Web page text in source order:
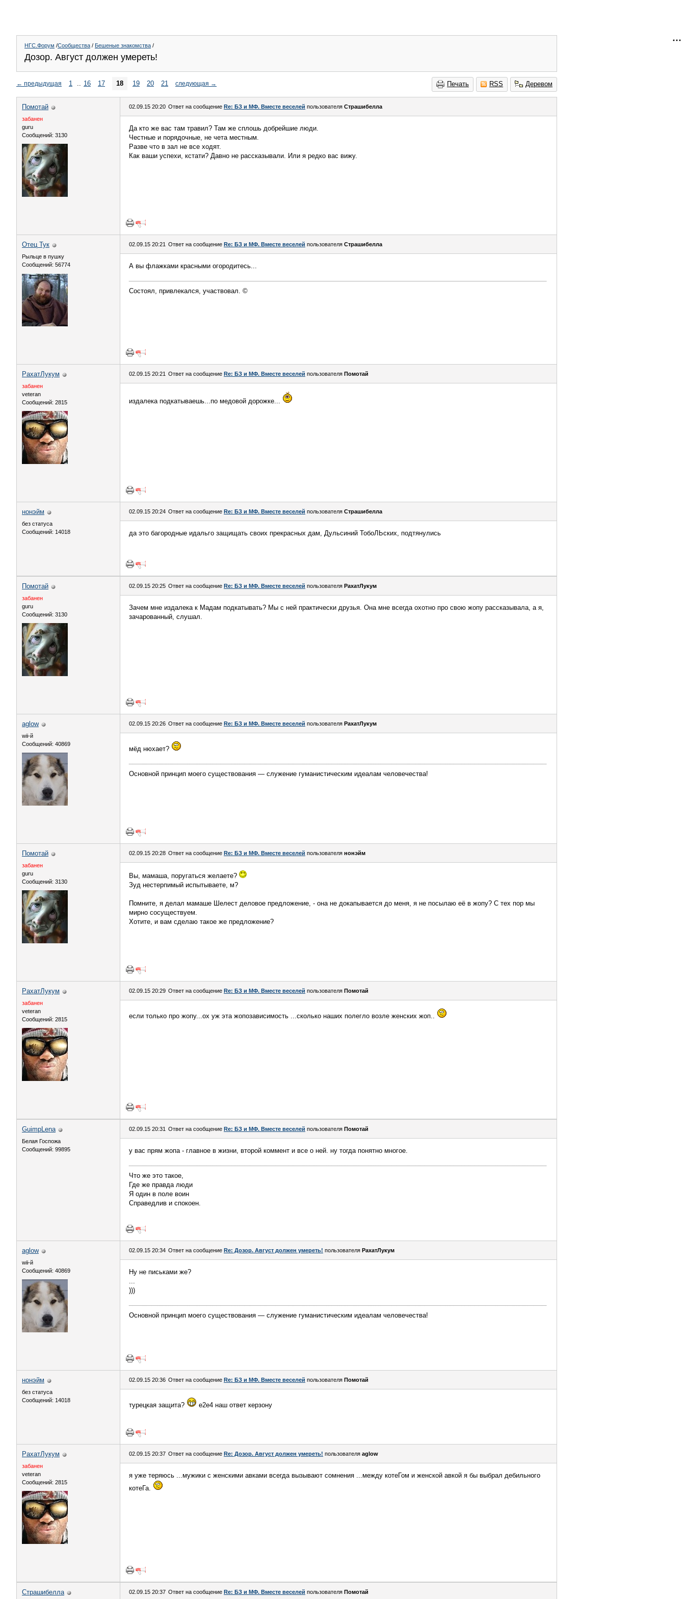
НГС.Форум /Сообщества / Бешеные знакомства /
Дозор. Август должен умереть!
Печать RSS Деревом
← предыдущая 1 .. 16 17 18 19 20 21 следующая →
Помотай
забанен
guru
Сообщений: 3130
02.09.15 20:20 Ответ на сообщение Re: БЗ и МФ. Вместе веселей пользователя Страшибелла
Да кто же вас там травил? Там же сплошь добрейшие люди.
Честные и порядочные, не чета местным.
Разве что в зал не все ходят.
Как ваши успехи, кстати? Давно не рассказывали. Или я редко вас вижу.
Отец Тук
Рыльце в пушку
Сообщений: 56774
02.09.15 20:21 Ответ на сообщение Re: БЗ и МФ. Вместе веселей пользователя Страшибелла
А вы флажками красными огородитесь...
Состоял, привлекался, участвовал. ©
РахатЛукум
забанен
veteran
Сообщений: 2815
02.09.15 20:21 Ответ на сообщение Re: БЗ и МФ. Вместе веселей пользователя Помотай
издалека подкатываешь...по медовой дорожке...
нонэйм
без статуса
Сообщений: 14018
02.09.15 20:24 Ответ на сообщение Re: БЗ и МФ. Вместе веселей пользователя Страшибелла
да это багородные идальго защищать своих прекрасных дам, Дульсиний ТобоЛЬских, подтянулись
Помотай
забанен
guru
Сообщений: 3130
02.09.15 20:25 Ответ на сообщение Re: БЗ и МФ. Вместе веселей пользователя РахатЛукум
Зачем мне издалека к Мадам подкатывать? Мы с ней практически друзья. Она мне всегда охотно про свою жопу рассказывала, а я,
зачарованный, слушал.
aglow
wii-й
Сообщений: 40869
02.09.15 20:26 Ответ на сообщение Re: БЗ и МФ. Вместе веселей пользователя РахатЛукум
мёд нюхает?
Основной принцип моего существования — служение гуманистическим идеалам человечества!
Помотай
забанен
guru
Сообщений: 3130
02.09.15 20:28 Ответ на сообщение Re: БЗ и МФ. Вместе веселей пользователя нонэйм
Вы, мамаша, поругаться желаете?
Зуд нестерпимый испытываете, м?
Помните, я делал мамаше Шелест деловое предложение, - она не докапывается до меня, я не посылаю её в жопу? С тех пор мы
мирно сосуществуем.
Хотите, и вам сделаю такое же предложение?
РахатЛукум
забанен
veteran
Сообщений: 2815
02.09.15 20:29 Ответ на сообщение Re: БЗ и МФ. Вместе веселей пользователя Помотай
если только про жопу...ох уж эта жопозависимость ...сколько наших полегло возле женских жоп..
GuimpLena
Белая Госпожа
Сообщений: 99895
02.09.15 20:31 Ответ на сообщение Re: БЗ и МФ. Вместе веселей пользователя Помотай
у вас прям жопа - главное в жизни, второй коммент и все о ней. ну тогда понятно многое.
Что же это такое,
Где же правда люди
Я один в поле воин
Справедлив и спокоен.
aglow
wii-й
Сообщений: 40869
02.09.15 20:34 Ответ на сообщение Re: Дозор. Август должен умереть! пользователя РахатЛукум
Ну не письками же?
...
)))
Основной принцип моего существования — служение гуманистическим идеалам человечества!
нонэйм
без статуса
Сообщений: 14018
02.09.15 20:36 Ответ на сообщение Re: БЗ и МФ. Вместе веселей пользователя Помотай
турецкая защита? е2е4 наш ответ керзону
РахатЛукум
забанен
veteran
Сообщений: 2815
02.09.15 20:37 Ответ на сообщение Re: Дозор. Август должен умереть! пользователя aglow
я уже теряюсь ...мужики с женскими авками всегда вызывают сомнения ...между котеГом и женской авкой я бы выбрал дебильного
котеГа.
Страшибелла 02.09.15 20:37 Ответ на сообщение Re: БЗ и МФ. Вместе веселей пользователя Помотай